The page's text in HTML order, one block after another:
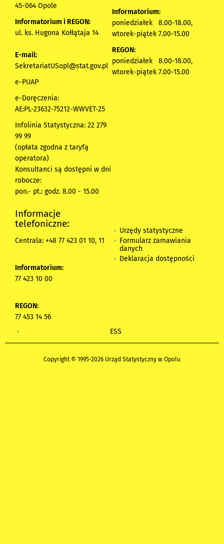
45-064 Opole
Informatorium i REGON:
ul. ks. Hugona Kołłątaja 14
E-mail:
SekretariatUSopl@stat.gov.pl
e-PUAP
e-Doręczenia:
AE:PL-23632-75212-WWVET-25
Infolinia Statystyczna: 22 279
99 99
(opłata zgodna z taryfą
operatora)
Konsultanci są dostępni w dni
robocze:
pon.- pt.: godz. 8.00 - 15.00
Informatorium:
poniedziałek 8.00-18.00,
wtorek-piątek 7.00-15.00
REGON:
poniedziałek 8.00-18.00,
wtorek-piątek 7.00-15.00
Informacje
telefoniczne:
Centrala: +48 77 423 01 10, 11
Informatorium:
77 423 10 00
REGON:
77 453 14 56
Urzędy statystyczne
Formularz zamawiania
danych
Deklaracja dostępności
ESS
Copyright © 1995-2026 Urząd Statystyczny w Opolu